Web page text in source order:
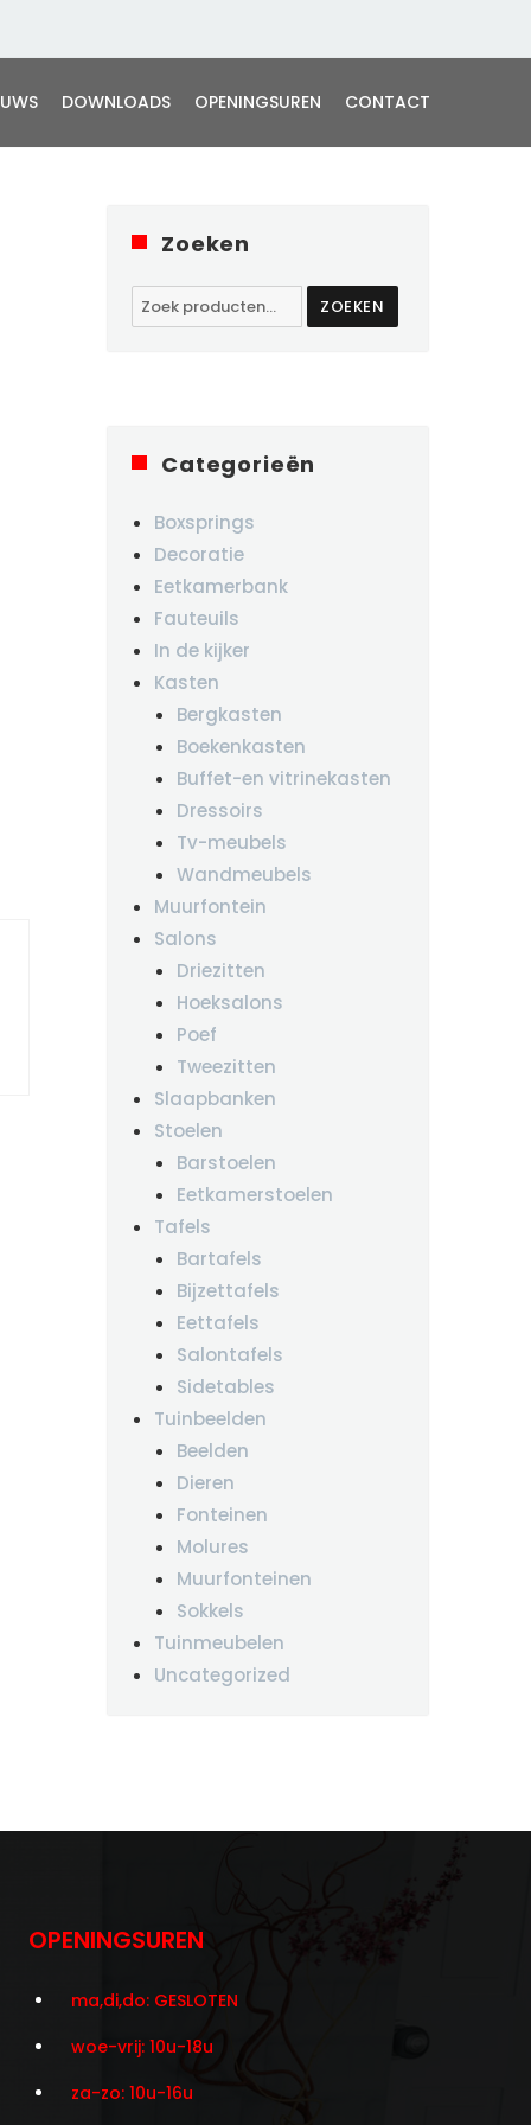
DOWNLOADS OPENINGSUREN CONTACT
Zoeken
Zoeken
naar:
ZOEKEN
Categorieën
Boxsprings
Decoratie
Eetkamerbank
Fauteuils
In de kijker
Kasten
Bergkasten
Boekenkasten
Buffet-en vitrinekasten
Dressoirs
Tv-meubels
Wandmeubels
Muurfontein
Salons
Driezitten
Hoeksalons
Poef
Tweezitten
Slaapbanken
Stoelen
Barstoelen
Eetkamerstoelen
Tafels
Bartafels
Bijzettafels
Eettafels
Salontafels
Sidetables
Tuinbeelden
Beelden
Dieren
Fonteinen
Molures
Muurfonteinen
Sokkels
Tuinmeubelen
Uncategorized
OPENINGSUREN
ma,di,do: GESLOTEN
woe-vrij: 10u-18u
za-zo: 10u-16u